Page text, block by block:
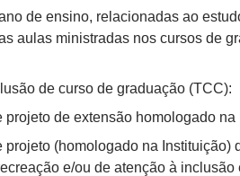
de ensino, relacionadas ao
aulas ministradas nos cursos de
de curso de graduação (TCC):
de extensão homologado na
(homologado na Instituição)
e/ou de atenção à